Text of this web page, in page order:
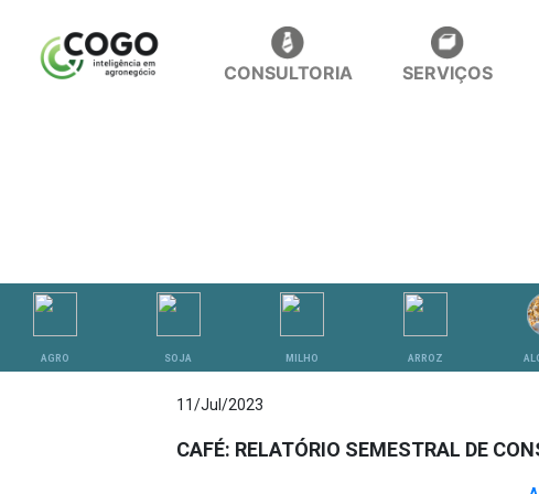
CONSULTORIA SERVIÇOS
AGRO SOJA MILHO ARROZ
11/Jul/2023
CAFÉ: RELATÓRIO SEMESTRAL DE